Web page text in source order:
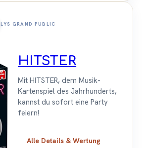
LYS GRAND PUBLIC
HITSTER
Mit HITSTER, dem Musik-
Kartenspiel des Jahrhunderts,
kannst du sofort eine Party
feiern!
Alle Details & Wertung